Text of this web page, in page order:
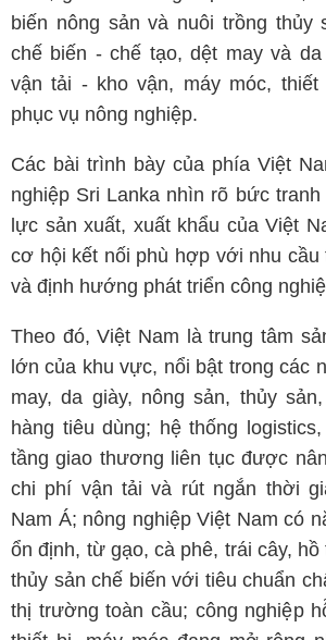
biến nông sản và nuôi trồng thủy
chế biến - chế tạo, dệt may và da
vận tải - kho vận, máy móc,
phục vụ nông nghiệp.
Các bài trình bày của phía Việt
nghiệp Sri Lanka nhìn rõ bức
lực sản xuất, xuất khẩu của Việt
cơ hội kết nối phù hợp với nhu
và định hướng phát triển công
Theo đó, Việt Nam là trung tâm
lớn của khu vực, nổi bật trong các
may, da giày, nông sản, thủy
hàng tiêu dùng; hệ thống
tầng giao thương liên tục được
chi phí vận tải và rút ngắn thời
Nam Á; nông nghiệp Việt Nam có
ổn định, từ gạo, cà phê, trái cây, hồ
thủy sản chế biến với tiêu chuẩn
thị trường toàn cầu; công nghiệp